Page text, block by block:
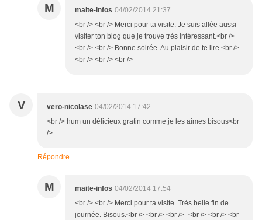
M maite-infos 04/02/2014 21:37
<br /> <br /> Merci pour ta visite. Je suis allée aussi
visiter ton blog que je trouve très intéressant.<br />
<br /> <br /> Bonne soirée. Au plaisir de te lire.<br />
<br /> <br /> <br />
V vero-nicolase 04/02/2014 17:42
<br /> hum un délicieux gratin comme je les aimes bisous<br
/>
Répondre
M maite-infos 04/02/2014 17:54
<br /> <br /> Merci pour ta visite. Très belle fin de
journée. Bisous.<br /> <br /> <br /> -<br /> <br /> <br